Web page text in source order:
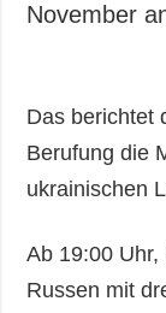
November
Das berichtet
Berufung die
ukrainischen
Ab 19:00
Russen mit